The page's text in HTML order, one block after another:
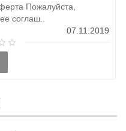
Пожалуйста,
соглаш..
07.11.2019